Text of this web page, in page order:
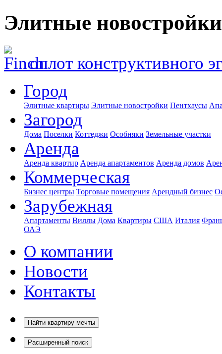
Элитные
оплот конструктивного
Город
Элитные квартиры Элитные новостройки Пентхаусы
Загород
Дома Поселки Коттеджи Особняки Земельные участки
Аренда
Аренда квартир Аренда апартаментов Аренда домов
Коммерческая
Бизнес центры Торговые помещения Арендный бизнес
Зарубежная
Апартаменты Виллы Дома Квартиры США Италия
ОАЭ
О компании
Новости
Контакты
Найти квартиру мечты
Расширенный поиск